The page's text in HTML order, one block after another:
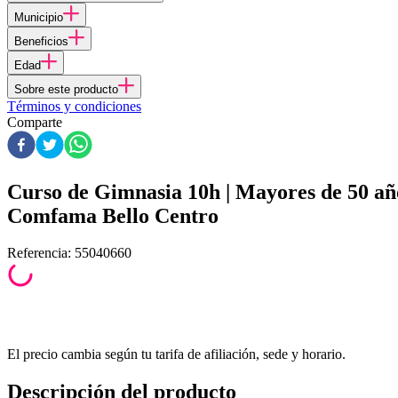
Municipio
Beneficios
Edad
Sobre este producto
Términos y condiciones
Comparte
Curso de Gimnasia 10h | Mayores de 50
Comfama Bello Centro
Referencia: 55040660
El precio cambia según tu tarifa de afiliación, sede y horario.
Descripción del producto